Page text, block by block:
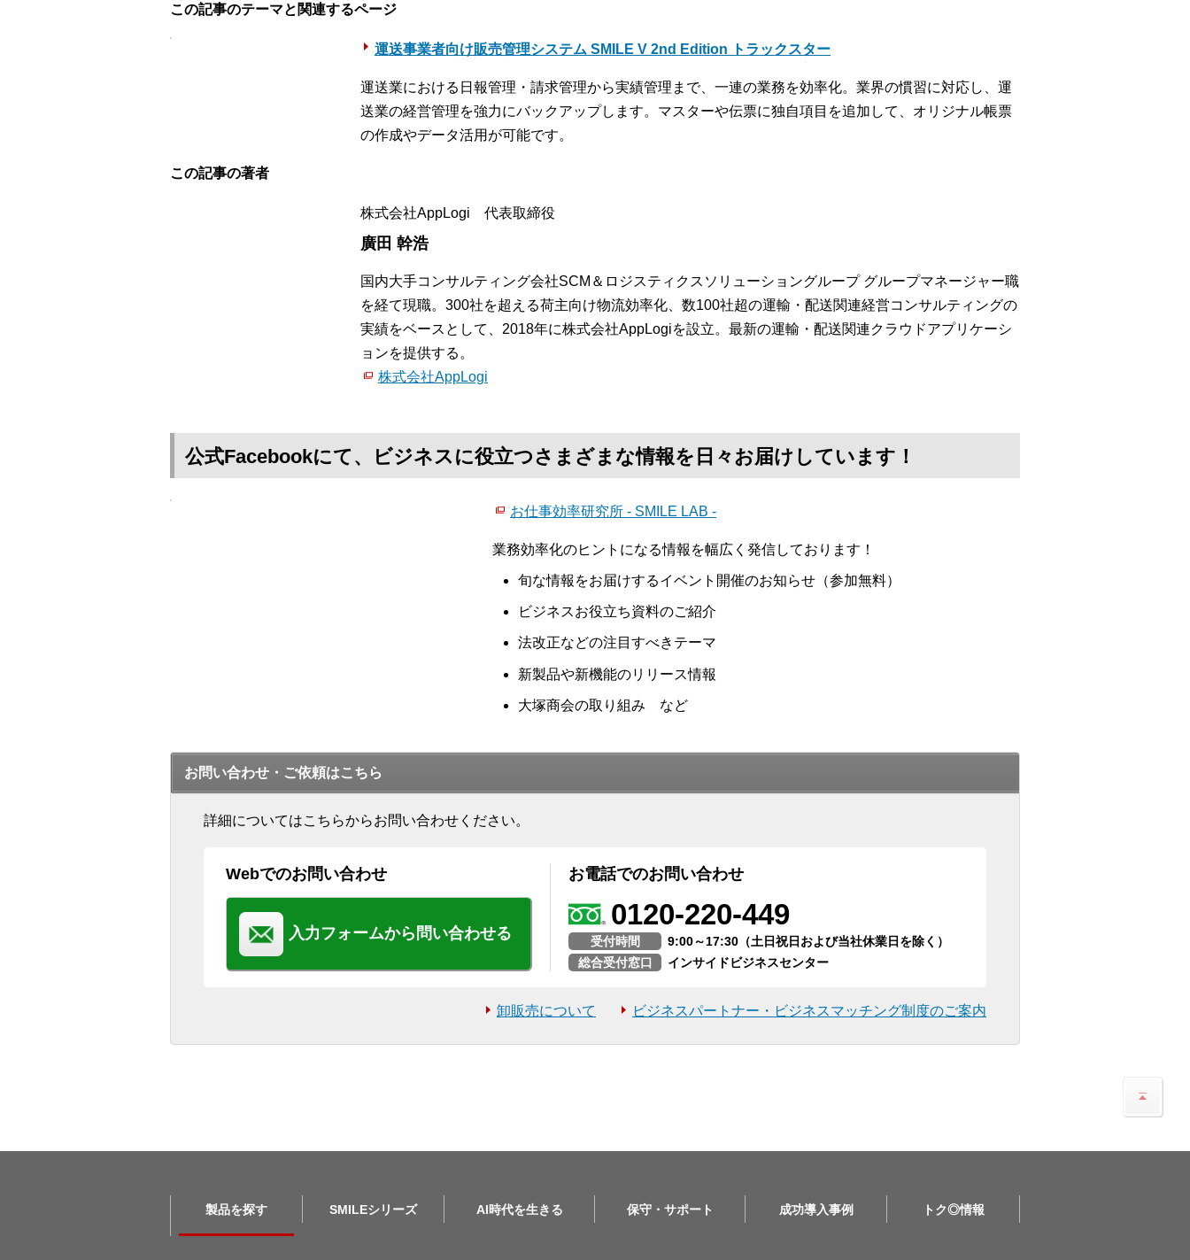
この記事のテーマと関連するページ
運送事業者向け販売管理システム SMILE V 2nd Edition トラックスター
運送業における日報管理・請求管理から実績管理まで、一連の業務を効率化。業界の慣習に対応し、運
送業の経営管理を強力にバックアップします。マスターや伝票に独自項目を追加して、オリジナル帳票
の作成やデータ活用が可能です。
この記事の著者
株式会社AppLogi 代表取締役
廣田 幹浩
国内大手コンサルティング会社SCM＆ロジスティクスソリューショングループ グループマネージャー職
を経て現職。300社を超える荷主向け物流効率化、数100社超の運輸・配送関連経営コンサルティングの
実績をベースとして、2018年に株式会社AppLogiを設立。最新の運輸・配送関連クラウドアプリケーシ
ョンを提供する。
株式会社AppLogi
公式Facebookにて、ビジネスに役立つさまざまな情報を日々お届けしています！
お仕事効率研究所 - SMILE LAB -
業務効率化のヒントになる情報を幅広く発信しております！
旬な情報をお届けするイベント開催のお知らせ（参加無料）
ビジネスお役立ち資料のご紹介
法改正などの注目すべきテーマ
新製品や新機能のリリース情報
大塚商会の取り組み など
お問い合わせ・ご依頼はこちら
詳細についてはこちらからお問い合わせください。
Webでのお問い合わせ
入力フォームから問い合わせる
お電話でのお問い合わせ
0120-220-449
受付時間
9:00～17:30（土日祝日および当社休業日を除く）
総合受付窓口
インサイドビジネスセンター
卸販売について ビジネスパートナー・ビジネスマッチング制度のご案内
製品を探す SMILEシリーズ AI時代を生きる 保守・サポート 成功導入事例 トク◎情報